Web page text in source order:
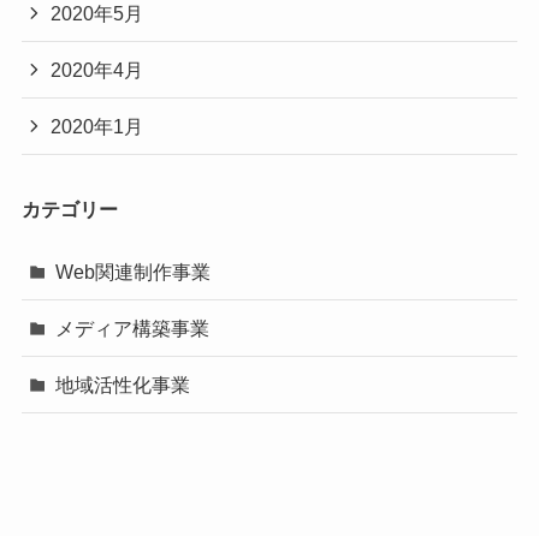
2020年5月
2020年4月
2020年1月
カテゴリー
Web関連制作事業
メディア構築事業
地域活性化事業